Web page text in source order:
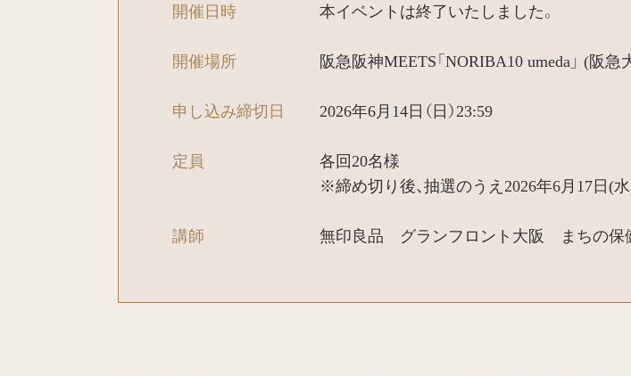
開催日時 本イベントは終了いたしました。
開催場所 阪急阪神MEETS「NORIBA10 umeda」 (阪
申し込み締切日 2026年6月14日（日）23:59
定員
各回20名様
※締め切り後、抽選のうえ2026年6月17日(
講師 無印良品 グランフロント大阪 まちの保